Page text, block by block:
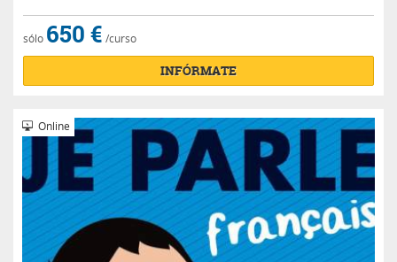
sólo 650 € /curso
INFÓRMATE
Online